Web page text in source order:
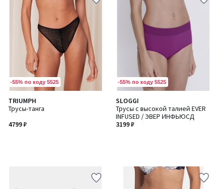
-55% по коду 5525
TRIUMPH
Трусы-танга
4799 ₽
-55% по коду 5525
SLOGGI
Трусы с высокой талией EVER
INFUSED / ЭВЕР ИНФЬЮСД
3199 ₽